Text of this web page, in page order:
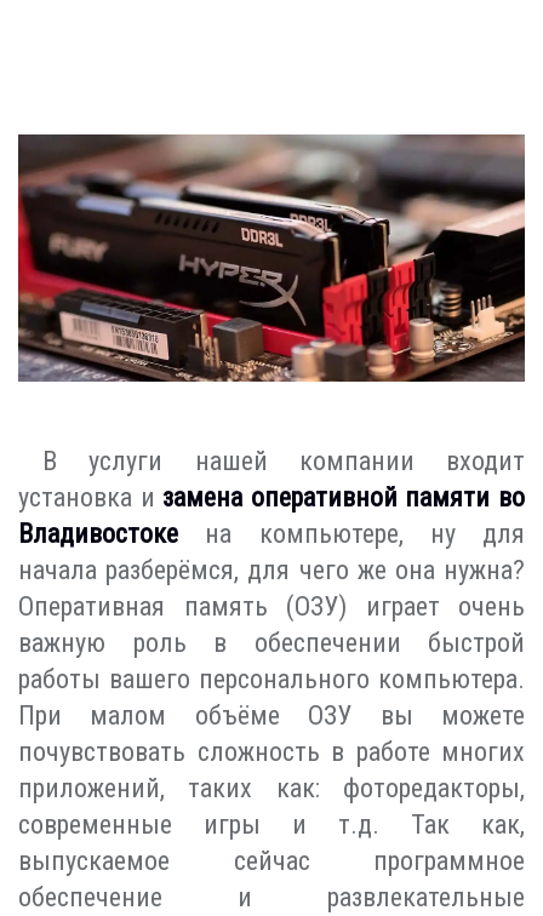
В услуги нашей компании входит
установка и замена оперативной памяти во
Владивостоке на компьютере, ну для
начала разберёмся, для чего же она нужна?
Оперативная память (ОЗУ) играет очень
важную роль в обеспечении быстрой
работы вашего персонального компьютера.
При малом объёме ОЗУ вы можете
почувствовать сложность в работе многих
приложений, таких как: фоторедакторы,
современные игры и т.д. Так как,
выпускаемое сейчас программное
обеспечение и развлекательные